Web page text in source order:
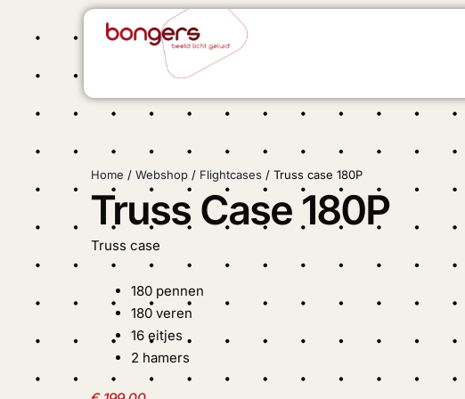
inhoud
Home / Webshop / Flightcases / Truss case 180P
Truss Case 180P
Truss case
180 pennen
180 veren
16 eitjes
2 hamers